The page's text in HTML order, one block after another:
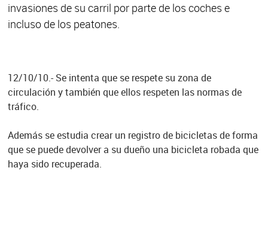
invasiones de su carril por parte de los coches e
incluso de los peatones.
12/10/10.- Se intenta que se respete su zona de
circulación y también que ellos respeten las normas de
tráfico.
Además se estudia crear un registro de bicicletas de forma
que se puede devolver a su dueño una bicicleta robada que
haya sido recuperada.